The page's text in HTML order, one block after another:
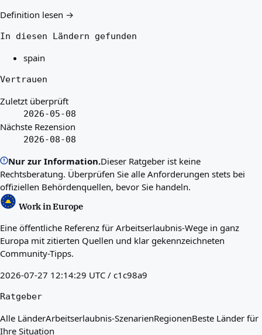
Definition lesen →
In diesen Ländern gefunden
spain
Vertrauen
Zuletzt überprüft
2026-05-08
Nächste Rezension
2026-08-08
Nur zur Information.Dieser Ratgeber ist keine
Rechtsberatung. Überprüfen Sie alle Anforderungen stets bei
offiziellen Behördenquellen, bevor Sie handeln.
Work in Europe
Eine öffentliche Referenz für Arbeitserlaubnis-Wege in ganz
Europa mit zitierten Quellen und klar gekennzeichneten
Community-Tipps.
2026-07-27 12:14:29 UTC / c1c98a9
Ratgeber
Alle LänderArbeitserlaubnis-SzenarienRegionenBeste Länder für
Ihre Situation